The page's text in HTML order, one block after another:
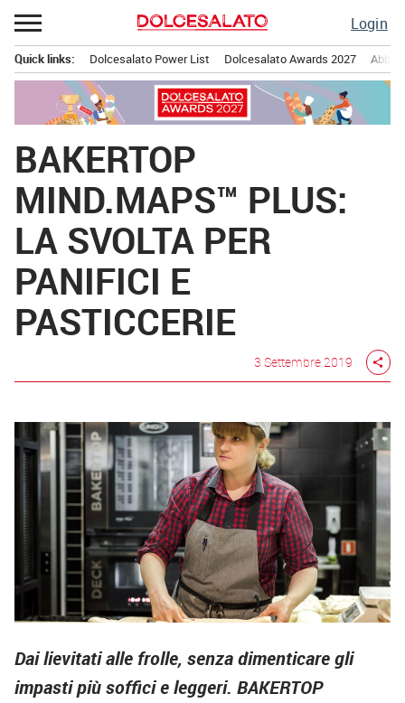
Passa
al
contenuto
Login
principale
Quick links: Dolcesalato Power List Dolcesalato Awards 2027
BAKERTOP
MIND.MAPS™ PLUS:
LA SVOLTA PER
PANIFICI E
PASTICCERIE
3 Settembre 2019 share
Dai lievitati alle frolle, senza dimenticare gli
impasti più soffici e leggeri. BAKERTOP